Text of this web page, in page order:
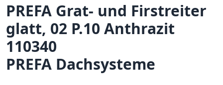
PREFA Grat- und Firstreiter
glatt, 02 P.10 Anthrazit
110340
PREFA Dachsysteme